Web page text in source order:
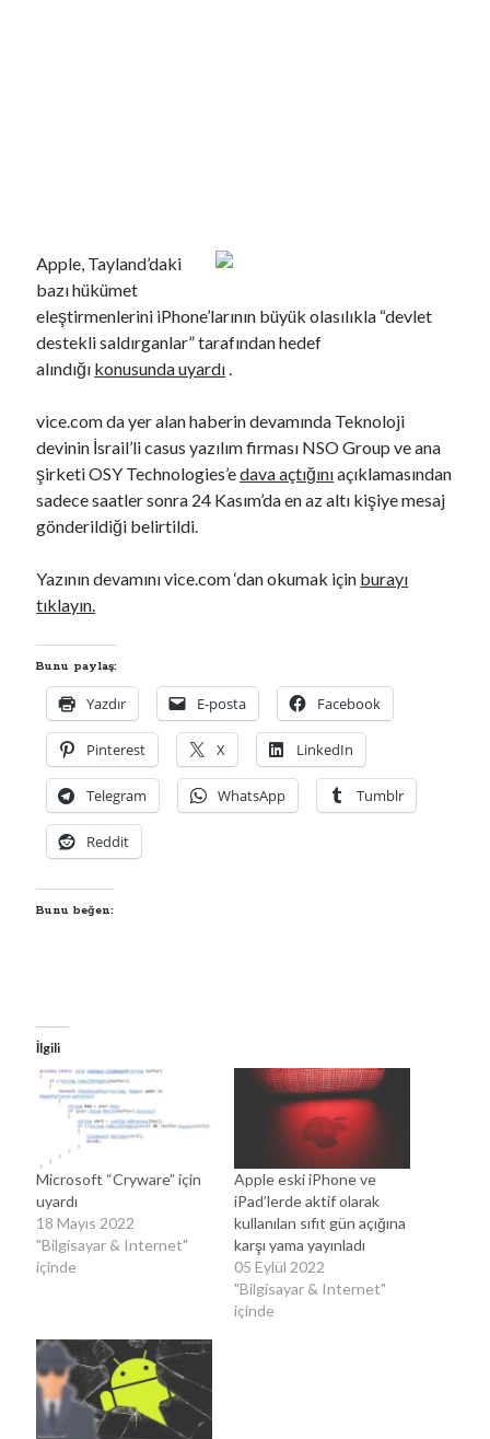
YouTube Kanalımdan Önerilen Video
Video
oynatıcı
00:00 04:57
Kategoriler
Kategoriler
Apple, Tayland’daki
bazı hükümet
eleştirmenlerini iPhone’larının büyük olasılıkla “devlet
destekli saldırganlar” tarafından hedef
alındığı konusunda uyardı.
vice.com da yer alan haberin devamında Teknoloji
devinin İsrail’li casus yazılım firması NSO Group ve ana
şirketi OSY Technologies’edava açtığınıaçıklamasından
sadece saatler sonra 24 Kasım’da en az altı kişiye mesaj
gönderildiği belirtildi.
Yazının devamını vice.com ‘dan okumak için burayı
tıklayın.
Bunu paylaş:
Yazdır E-posta Facebook
Pinterest X LinkedIn
Telegram WhatsApp Tumblr
Reddit
Bunu beğen:
İlgili
Microsoft “Cryware” için
uyardı
18 Mayıs 2022
"Bilgisayar & Internet"
içinde
Apple eski iPhone ve
iPad’lerde aktif olarak
kullanılan sıfıt gün açığına
karşı yama yayınladı
05 Eylül 2022
"Bilgisayar & Internet"
içinde